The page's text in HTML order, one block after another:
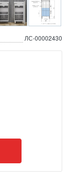
ЛС-00002430